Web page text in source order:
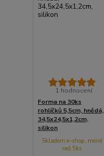
1 hodnocení
Forma na 30ks
rohlíčků 5,5cm, hnědá,
34,5x24,5x1,2cm,
silikon
Skladem e-shop, méně
než 5ks